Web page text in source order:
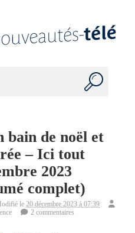
bain de noël et
– Ici tout
2023
complet)
le20 décembre 2023 à 07:39
2 commentaires